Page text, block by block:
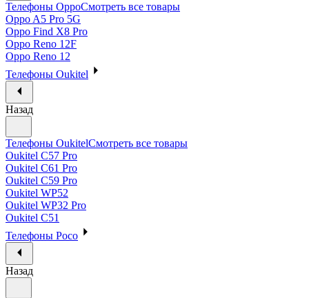
Телефоны OppoСмотреть все товары
Oppo A5 Pro 5G
Oppo Find X8 Pro
Oppo Reno 12F
Oppo Reno 12
Телефоны Oukitel
Назад
Телефоны OukitelСмотреть все товары
Oukitel C57 Pro
Oukitel C61 Pro
Oukitel C59 Pro
Oukitel WP52
Oukitel WP32 Pro
Oukitel C51
Телефоны Poco
Назад